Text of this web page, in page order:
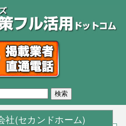
社(セカンドホーム)